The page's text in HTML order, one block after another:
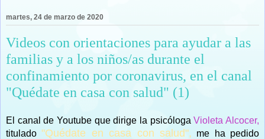
martes, 24 de marzo de 2020
Videos con orientaciones para ayudar a las
familias y a los niños/as durante el
confinamiento por coronavirus, en el canal
"Quédate en casa con salud" (1)
El canal de Youtube que dirige la psicólogaVioleta Alcocer,
titulado "Quédate en casa con salud", me ha pedido